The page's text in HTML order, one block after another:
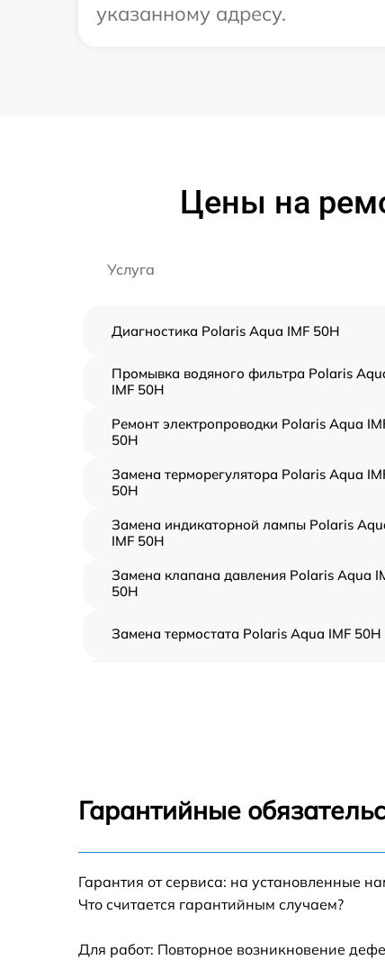
указанному адресу.
Цены на
Услуга
Диагностика Polaris Aqua IMF 50H
Промывка водяного фильтра Polaris
IMF 50H
Ремонт электропроводки Polaris Aqua
50H
Замена терморегулятора Polaris Aqua
50H
Замена индикаторной лампы Polaris
IMF 50H
Замена клапана давления Polaris Aqua
50H
Замена термостата Polaris Aqua IMF 50H
Замена прокладки Polaris Aqua IMF 50H
50H
Гарантийные
Гарантия от сервиса: на установленные
Что считается гарантийным случаем?
Для работ: Повторное возникновение